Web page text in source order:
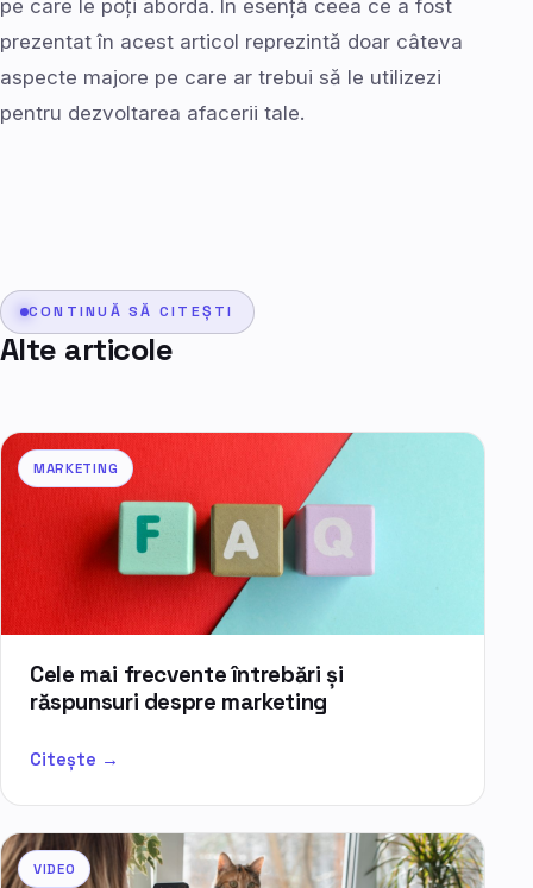
pe care le poți aborda. În esență ceea ce a fost
prezentat în acest articol reprezintă doar câteva
aspecte majore pe care ar trebui să le utilizezi
pentru dezvoltarea afacerii tale.
CONTINUĂ SĂ CITEȘTI
Alte articole
MARKETING
Cele mai frecvente întrebări și
răspunsuri despre marketing
Citește →
VIDEO